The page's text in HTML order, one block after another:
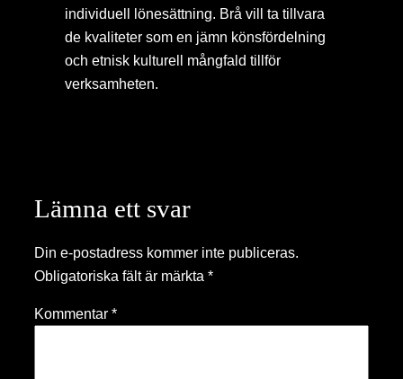
individuell lönesättning. Brå vill ta tillvara
de kvaliteter som en jämn könsfördelning
och etnisk kulturell mångfald tillför
verksamheten.
Lämna ett svar
Din e-postadress kommer inte publiceras.
Obligatoriska fält är märkta *
Kommentar *